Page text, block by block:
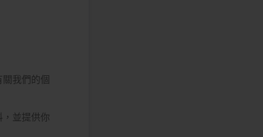
我們的個
，並提供你